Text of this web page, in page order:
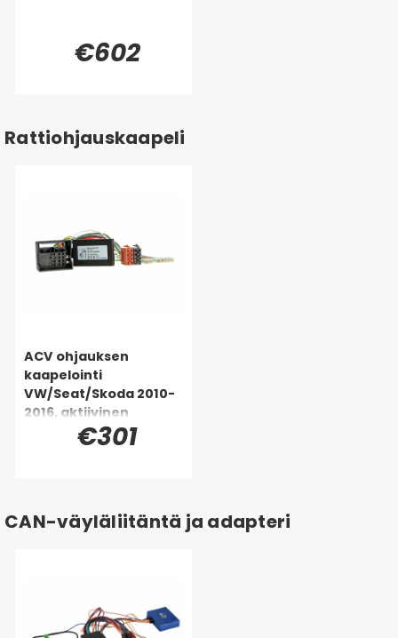
€602
Rattiohjauskaapeli
ACV ohjauksen
kaapelointi
VW/Seat/Skoda 2010-
2016, aktiivinen
järjestelmä€301
CAN-väyläliitäntä ja adapteri